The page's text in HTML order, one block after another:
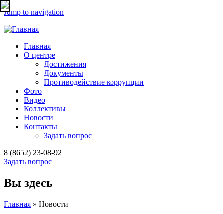
Jump to navigation
Главная
О центре
Достижения
Документы
Противодействие коррупции
Фото
Видео
Коллективы
Новости
Контакты
Задать вопрос
8 (8652) 23-08-92
Задать вопрос
Вы здесь
Главная » Новости